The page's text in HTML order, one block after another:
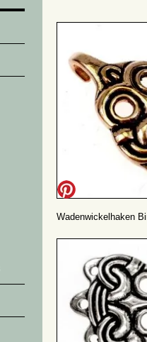
Wadenwickelhaken